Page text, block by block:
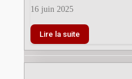
16 juin 2025
Lire la suite